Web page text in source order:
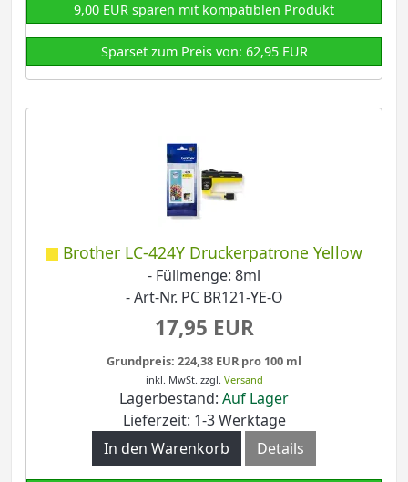
9,00 EUR sparen mit kompatiblen Produkt
Sparset zum Preis von: 62,95 EUR
Brother LC-424Y Druckerpatrone Yellow
- Füllmenge: 8ml
- Art-Nr. PC BR121-YE-O
17,95 EUR
Grundpreis: 224,38 EUR pro 100 ml
inkl. MwSt. zzgl. Versand
Lagerbestand: Auf Lager
Lieferzeit: 1-3 Werktage
In den Warenkorb
Details